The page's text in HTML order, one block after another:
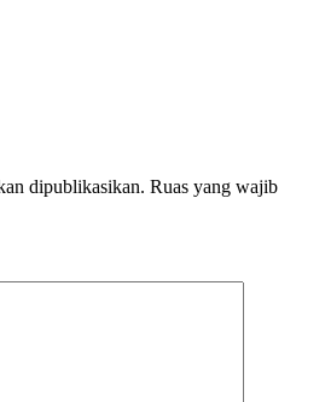
dipublikasikan. Ruas yang wajib